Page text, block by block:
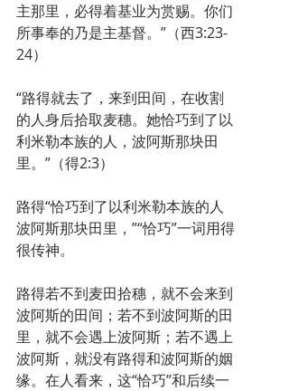
主那里，必得着基业为赏赐。你们
所事奉的乃是主基督。”（西3:23-
24）
“路得就去了，来到田间，在收割
的人身后拾取麦穗。她恰巧到了以
利米勒本族的人，波阿斯那块田
里。”（得2:3）
路得“恰巧到了以利米勒本族的人
波阿斯那块田里，”“恰巧”一词用得
很传神。
路得若不到麦田拾穗，就不会来到
波阿斯的田间；若不到波阿斯的田
里，就不会遇上波阿斯；若不遇上
波阿斯，就没有路得和波阿斯的姻
缘。在人看来，这“恰巧”和后续一